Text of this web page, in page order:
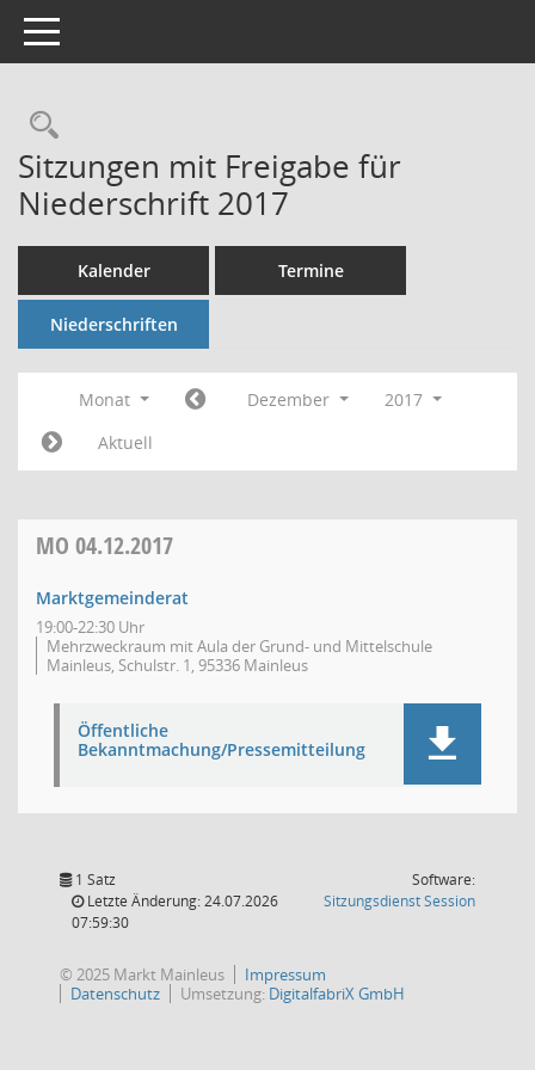
Toggle navigation
Rechercheauswahl
Sitzungen mit Freigabe für
Niederschrift 2017
Kalender Termine
Niederschriften
Monat Dezember
2017
Aktuell
MO 04.12.2017
Marktgemeinderat
19:00-22:30 Uhr
Mehrzweckraum mit Aula der Grund- und Mittelschule
Mainleus, Schulstr. 1, 95336 Mainleus
Öffentliche
Bekanntmachung/Pressemitteilung
1 Satz
Letzte Änderung: 24.07.2026
07:59:30
Software:
SitzungsdienstSession(Wird in
© 2025 Markt Mainleus
Impressum
Datenschutz
Umsetzung: DigitalfabriX GmbH